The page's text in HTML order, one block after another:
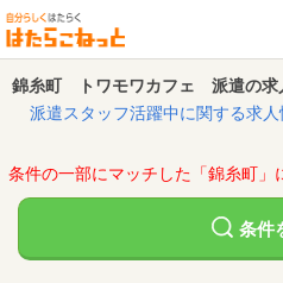
錦糸町 トワモワカフェ 派遣の求
派遣スタッフ活躍中に関する求
条件の一部にマッチした「錦糸町」
条件